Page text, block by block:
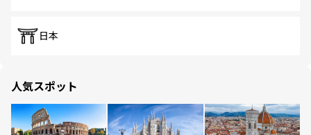
日本
人気スポット